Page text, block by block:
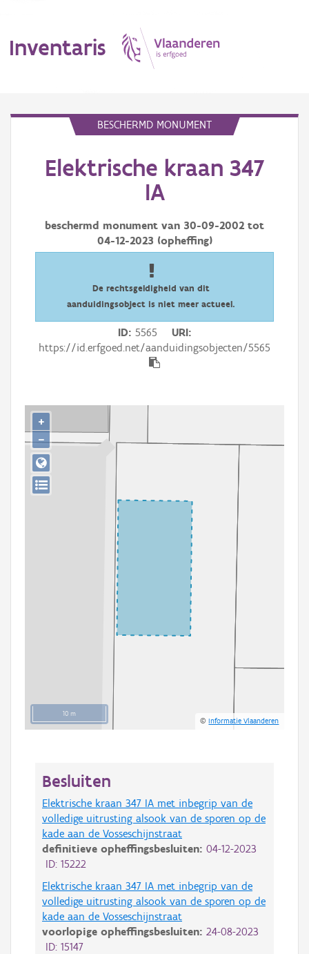
Inventaris
Erfgoedobject
Waarneming
Downloads
Aanmelden
BESCHERMD MONUMENT
Elektrische kraan 347
IA
beschermd monument van 30-09-2002 tot
04-12-2023 (opheffing)
De rechtsgeldigheid van dit
aanduidingsobject is niet meer actueel.
ID 5565
URI
https://id.erfgoed.net/aanduidingsobjecten/5565
10 m
©Informatie Vlaanderen
+
−
Besluiten
Elektrische kraan 347 IA met inbegrip van de
volledige uitrusting alsook van de sporen op de
kade aan de Vosseschijnstraat
definitieve opheffingsbesluiten: 04-12-2023
ID: 15222
Elektrische kraan 347 IA met inbegrip van de
volledige uitrusting alsook van de sporen op de
kade aan de Vosseschijnstraat
voorlopige opheffingsbesluiten: 24-08-2023
ID: 15147